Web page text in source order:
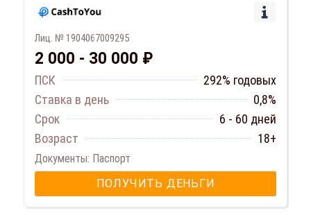
Лиц. № 1904067009295
2 000 - 30 000 ₽
ПСК
292% годовых
Ставка в день
0,8%
Срок
6 - 60 дней
Возраст
18+
Документы: Паспорт
ПОЛУЧИТЬ ДЕНЬГИ